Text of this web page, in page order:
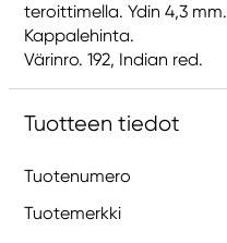
teroittimella. Ydin 4,3 mm.
Kappalehinta.
Värinro. 192, Indian red.
Tuotteen tiedot
Tuotenumero
Tuotemerkki